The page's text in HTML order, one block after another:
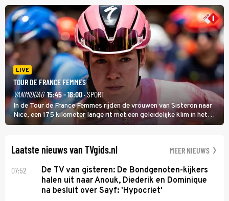
LIVE
TOUR DE FRANCE FEMMES
VANMIDDAG 15:45 - 18:00· SPORT
In de Tour de France Femmes rijden de vrouwen van Sisteron naar
Nice, een 175 kilometer lange rit met een geleidelijke klim in het
midden. Dat is mogelijk niet de zwaarste hindernis, dat is de
Laatste nieuws van TVgids.nl MEER NIEUWS
07:52
De TV van gisteren: De Bondgenoten-kijkers
halen uit naar Anouk, Diederik en Dominique
na besluit over Sayf: 'Hypocriet'